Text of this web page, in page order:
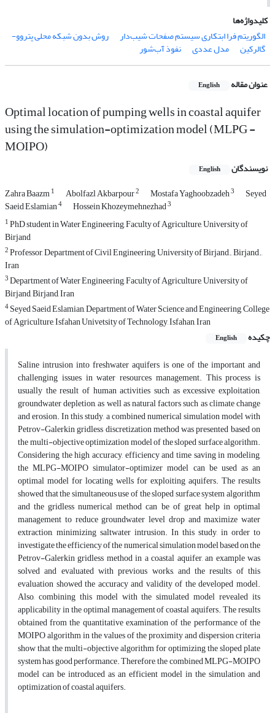
کلیدواژه‌ها
الگوریتم فرا ابتکاری سیستم صفحات شیب‌دار
روش بدون شبکه محلی پتروو-
گالرکین مدل عددی نفوذ آب‌شور
عنوان مقاله English
Optimal location of pumping wells in coastal aquifer
using the simulation-optimization model (MLPG -
MOIPO)
نویسندگان English
Zahra Baazm1 Abolfazl Akbarpour2 Mostafa Yaghoobzadeh3 Seyed
Saeid Eslamian4 Hossein Khozeymehnezhad3
1PhD student in Water Engineering, Faculty of Agriculture, University of
Birjand
2Professor, Department of Civil Engineering, University of Birjand., Birjand.,
Iran
3Department of Water Engineering, Faculty of Agriculture, University of
Birjand, Birjand, Iran
4Seyed Saeid Eslamian, Department of Water Science and Engineering, College
of Agriculture, Isfahan Univetsity of Technology, Isfahan, Iran
چکیده
English
Saline intrusion into freshwater aquifers is one of the important and
challenging issues in water resources management. This process is
usually the result of human activities such as excessive exploitation,
groundwater depletion, as well as natural factors such as climate change
and erosion. In this study, a combined numerical simulation model with
Petrov-Galerkin gridless discretization method was presented based on
the multi-objective optimization model of the sloped surface algorithm.
Considering the high accuracy, efficiency and time saving in modeling,
the MLPG-MOIPO simulator-optimizer model can be used as an
optimal model for locating wells for exploiting aquifers. The results
showed that the simultaneous use of the sloped surface system algorithm
and the gridless numerical method can be of great help in optimal
management to reduce groundwater level drop and maximize water
extraction, minimizing saltwater intrusion. In this study, in order to
investigate the efficiency of the numerical simulation model based on the
Petrov-Galerkin gridless method in a coastal aquifer, an example was
solved and evaluated with previous works, and the results of this
evaluation showed the accuracy and validity of the developed model.
Also, combining this model with the simulated model revealed its
applicability in the optimal management of coastal aquifers. The results
obtained from the quantitative examination of the performance of the
MOIPO algorithm in the values ​​of the proximity and dispersion criteria
show that the multi-objective algorithm for optimizing the sloped plate
system has good performance. Therefore, the combined MLPG-MOIPO
model can be introduced as an efficient model in the simulation and
optimization of coastal aquifers.